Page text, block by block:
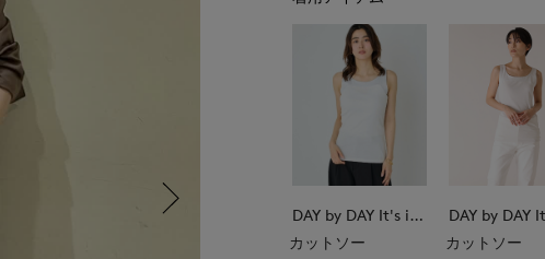
DAY by DAY It's international
カットソー
カットソー